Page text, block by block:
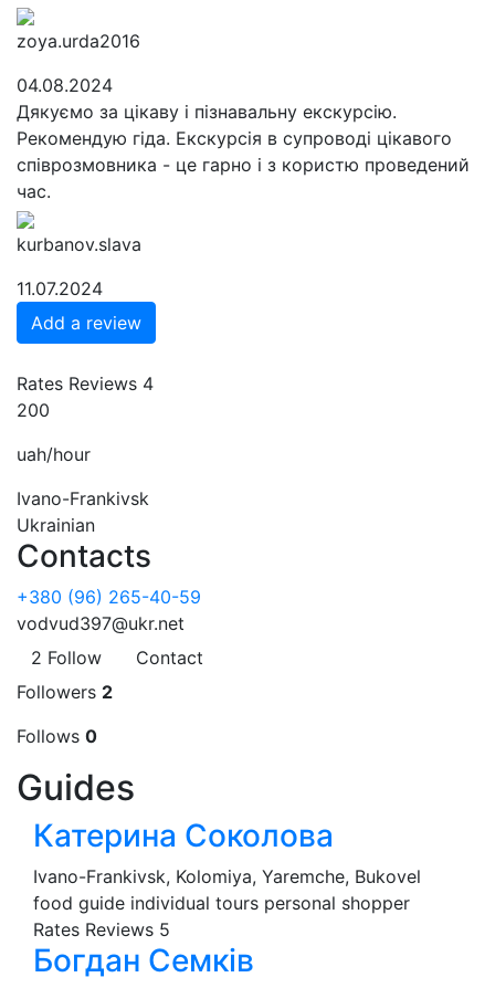
zoya.urda2016
04.08.2024
Дякуємо за цікаву і пізнавальну екскурсію.
Рекомендую гіда. Екскурсія в супроводі цікавого
співрозмовника - це гарно і з користю проведений
час.
kurbanov.slava
11.07.2024
Add a review
Rates Reviews 4
200
uah/hour
Ivano-Frankivsk
Ukrainian
Contacts
+380 (96) 265-40-59
vodvud397@ukr.net
2 Follow
Contact
Followers 2
Follows 0
Guides
Катерина Соколова
Ivano-Frankivsk, Kolomiya, Yaremche, Bukovel
food guide individual tours personal shopper
Rates Reviews 5
Богдан Семків